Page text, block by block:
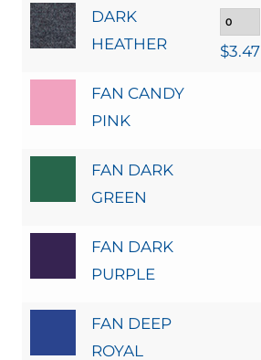
DARK
HEATHER
$3.47
FAN CANDY
PINK
FAN DARK
GREEN
FAN DARK
PURPLE
FAN DEEP
ROYAL